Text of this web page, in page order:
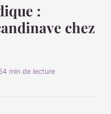
:
chez
4 min de lecture